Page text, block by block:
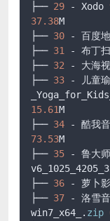
├── 29 - Xodo
37.38M
├── 30 - 百度
├── 31 - 布丁
├── 32 - 大海
├── 33 - 儿童
15.61M
├── 34 - 酷我
73.53M
├── 35 - 鲁大师
├── 36 - 萝卜
├── 37 - 洛雪音
win7_x64_. zip